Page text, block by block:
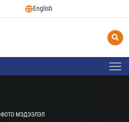
English
ФОТО МЭДЭЭЛЭЛ